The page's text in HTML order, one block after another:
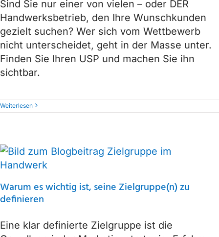
Sind Sie nur einer von vielen – oder DER
Handwerksbetrieb, den Ihre Wunschkunden
gezielt suchen? Wer sich vom Wettbewerb
nicht unterscheidet, geht in der Masse unter.
Finden Sie Ihren USP und machen Sie ihn
sichtbar.
Weiterlesen
Warum es wichtig ist, seine Zielgruppe(n) zu
definieren
Eine klar definierte Zielgruppe ist die